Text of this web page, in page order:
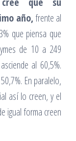
año,frente al
que piensa que
de 10 a 249
al 60,5%.
En paralelo,
así lo creen, y el
igual forma creen